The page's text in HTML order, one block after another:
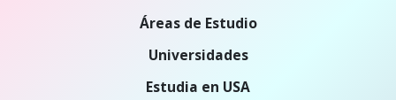
Áreas de Estudio
Universidades
Estudia en USA